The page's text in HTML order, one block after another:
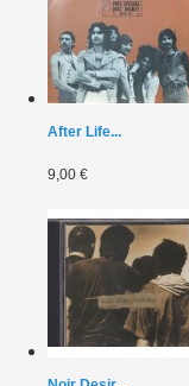
After Life...
9,00 €